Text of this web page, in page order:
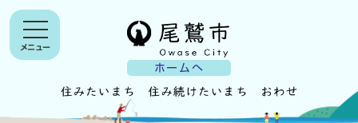
ホームへ
メニュー